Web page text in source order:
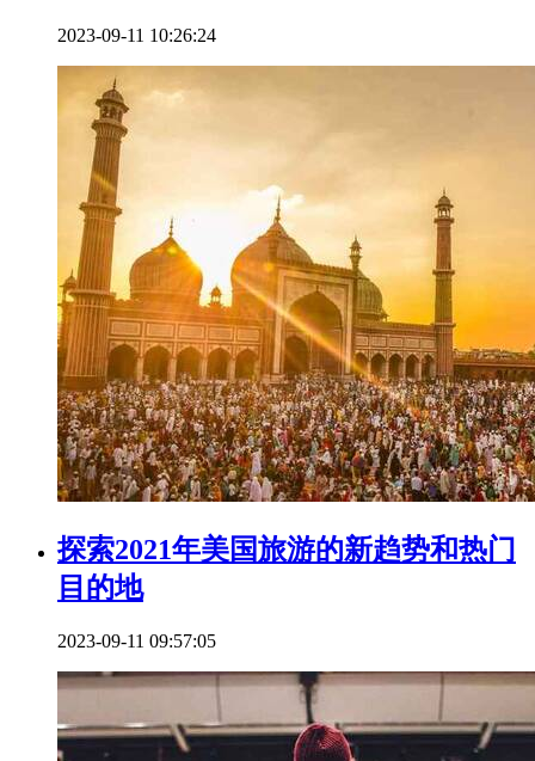
2023-09-11 10:26:24
探索2021年美国旅游的新趋势和热门
目的地
2023-09-11 09:57:05